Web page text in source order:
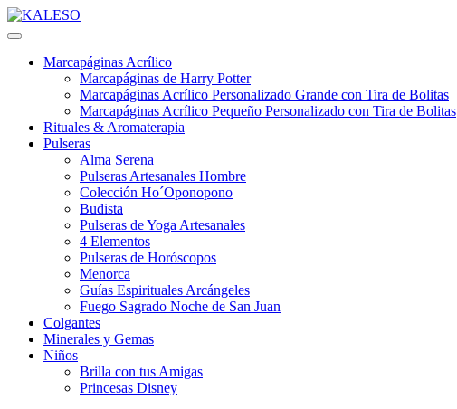
Marcapáginas Acrílico
Marcapáginas de Harry Potter
Marcapáginas Acrílico Personalizado Grande con Tira de Bolitas
Marcapáginas Acrílico Pequeño Personalizado con Tira de Bolitas
Rituales & Aromaterapia
Pulseras
Alma Serena
Pulseras Artesanales Hombre
Colección Ho´Oponopono
Budista
Pulseras de Yoga Artesanales
4 Elementos
Pulseras de Horóscopos
Menorca
Guías Espirituales Arcángeles
Fuego Sagrado Noche de San Juan
Colgantes
Minerales y Gemas
Niños
Brilla con tus Amigas
Princesas Disney